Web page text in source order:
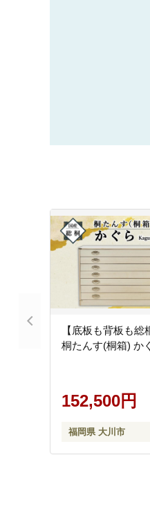
【底板も背板も総
桐たんす(桐箱) か
152,500円
福岡県 大川市